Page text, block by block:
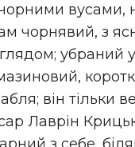
вусами,
чорнявий, з
убраний
він тільки
Лаврін